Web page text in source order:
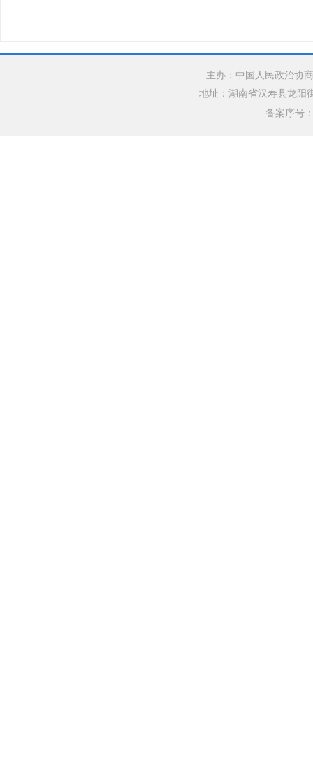
主办：中国人民政治协
地址：湖南省汉寿县龙
备案序号